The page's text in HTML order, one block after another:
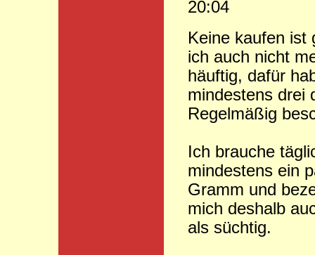
20:04
Keine kaufen ist
ich auch nicht
häuftig, dafür
mindestens drei
Regelmäßig
Ich brauche
mindestens ein
Gramm und
mich deshalb
als süchtig.